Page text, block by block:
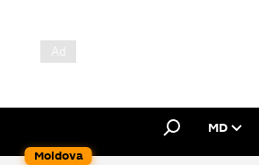
Moldova
MD